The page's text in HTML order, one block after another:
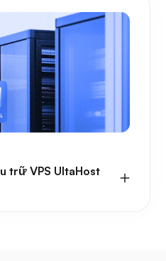
trữ VPS UltaHost